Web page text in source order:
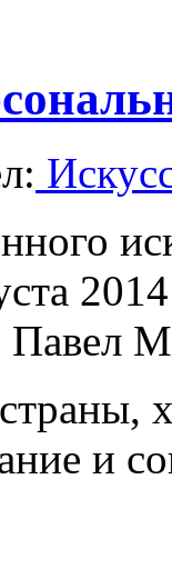
2014
Павел
и